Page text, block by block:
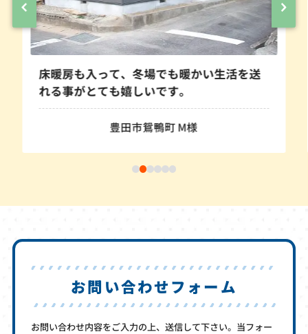
房も入って、冬場でも暖かい生活を送
事がとても嬉しいです。
豊田市鴛鴨町 M様
お問い合わせフォーム
お問い合わせ内容をご入力の上、送信して下さい。当フォー